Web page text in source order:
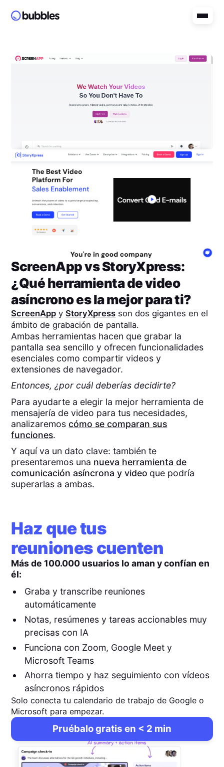
ScreenAppvsStoryXpress:
¿Qué herramienta de video
asíncrono es la mejor para ti?
ScreenApp yStoryXpress son dos gigantes en el
ámbito de grabación de pantalla.
Ambas herramientas hacen que grabar la
pantalla sea sencillo y ofrecen funcionalidades
esenciales como compartir videos y
extensiones de navegador.
Entonces, ¿por cuál deberías decidirte?
Para ayudarte a elegir la mejor herramienta de
mensajería de video para tus necesidades,
analizaremoscómo se comparan sus
funciones.
Y aquí va un dato clave: también te
presentaremos una nueva herramienta de
comunicación asíncrona y video que podría
superarlas a ambas.
Haz que tus
reuniones cuenten
Más de 100.000 usuarios lo aman y confían en
él:
Graba y transcribe reuniones
automáticamente
Notas, resúmenes y tareas accionables muy
precisas con IA
Funciona con Zoom, Google Meet y
Microsoft Teams
Ahorra tiempo y haz seguimiento con vídeos
asíncronos rápidos
Solo conecta tu calendario de trabajo de Google o
Microsoft para empezar.
Pruébalo gratis en < 2 min